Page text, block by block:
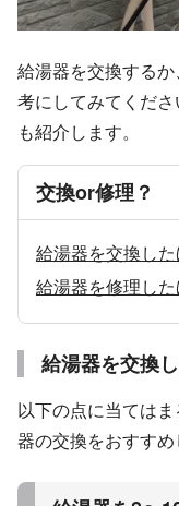
給湯器を交換する
考にしてみてくだ
も紹介します。
交換or修理？
給湯器を交換し
給湯器を修理し
給湯器を交換
以下の点に当ては
器の交換をおすすめ